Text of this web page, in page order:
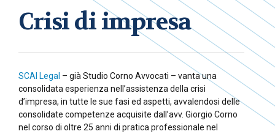
Crisi di impresa
SCAI Legal – già Studio Corno Avvocati – vanta una
consolidata esperienza nell’assistenza della crisi
d’impresa, in tutte le sue fasi ed aspetti, avvalendosi delle
consolidate competenze acquisite dall’avv. Giorgio Corno
nel corso di oltre 25 anni di pratica professionale nel